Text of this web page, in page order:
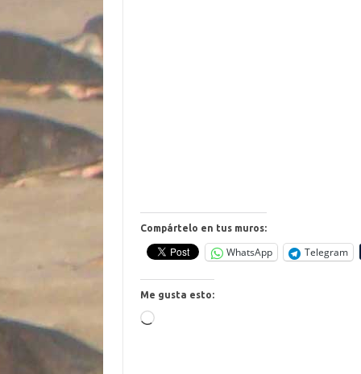
Compártelo en tus muros:
WhatsApp Telegram
Me gusta esto:
Cargando...